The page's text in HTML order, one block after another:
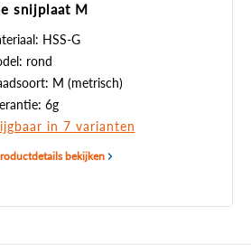
snijplaat M
HSS-G
rond
M (metrisch)
6g
in 7 varianten
bekijken